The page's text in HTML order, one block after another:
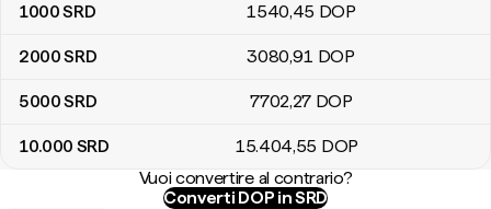
1000SRD 1540,45 DOP
2000SRD 3080,91 DOP
5000SRD 7702,27 DOP
10.000 SRD 15.404,55 DOP
Vuoi convertire al contrario?
Converti DOP in SRD